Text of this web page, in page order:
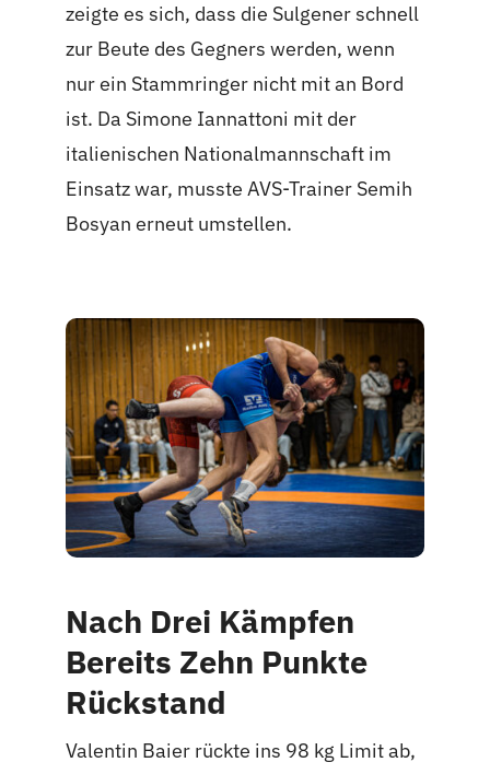
zeigte es sich, dass die Sulgener schnell
zur Beute des Gegners werden, wenn
nur ein Stammringer nicht mit an Bord
ist. Da Simone Iannattoni mit der
italienischen Nationalmannschaft im
Einsatz war, musste AVS-Trainer Semih
Bosyan erneut umstellen.
Nach Drei Kämpfen
Bereits Zehn Punkte
Rückstand
Valentin Baier rückte ins 98 kg Limit ab,